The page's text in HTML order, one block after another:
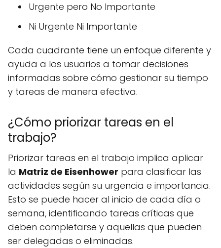
Urgente pero No Importante
Ni Urgente Ni Importante
Cada cuadrante tiene un enfoque diferente y
ayuda a los usuarios a tomar decisiones
informadas sobre cómo gestionar su tiempo
y tareas de manera efectiva.
¿Cómo priorizar tareas en el
trabajo?
Priorizar tareas en el trabajo implica aplicar
la Matriz de Eisenhower para clasificar las
actividades según su urgencia e importancia.
Esto se puede hacer al inicio de cada día o
semana, identificando tareas críticas que
deben completarse y aquellas que pueden
ser delegadas o eliminadas.